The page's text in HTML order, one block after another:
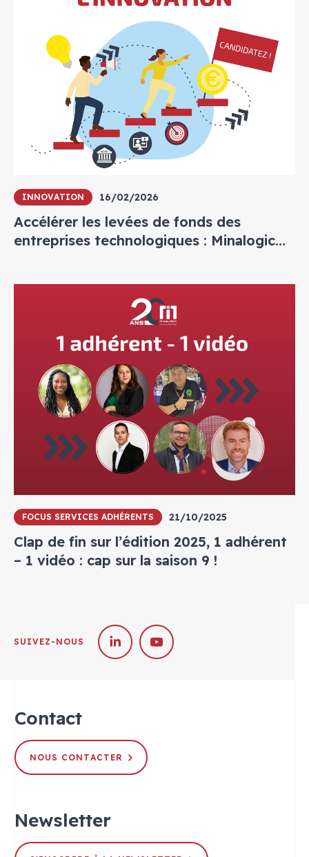
INNOVATION 16/02/2026
Accélérer les levées de fonds des
entreprises technologiques : Minalogic
FOCUS SERVICES ADHÉRENTS 21/10/2025
Clap de fin sur l’édition 2025, 1 adhérent
– 1 vidéo : cap sur la saison 9 !
SUIVEZ-NOUS
Contact
NOUS CONTACTER
Newsletter